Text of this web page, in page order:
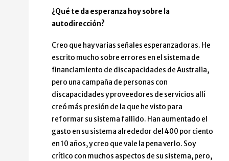
¿Qué te da esperanza hoy sobre la
autodirección?
Creo que hay varias señales esperanzadoras. He
escrito mucho sobre errores en el sistema de
financiamiento de discapacidades de Australia,
pero una campaña de personas con
discapacidades y proveedores de servicios allí
creó más presión de la que he visto para
reformar su sistema fallido. Han aumentado el
gasto en su sistema alrededor del 400 por ciento
en 10 años, y creo que vale la pena verlo. Soy
crítico con muchos aspectos de su sistema, pero,